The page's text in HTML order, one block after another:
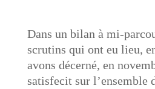
Dans un bilan à mi-
scrutins qui ont eu lieu,
avons décerné, en
satisfecit sur l’ensemble